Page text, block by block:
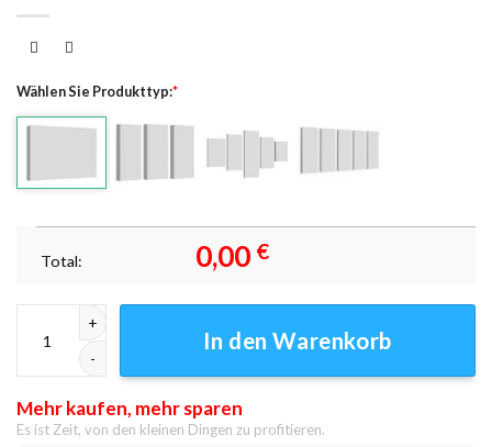
Wählen Sie Produkttyp:*
Total: 0,00 €
In den Warenkorb
Mehr kaufen, mehr sparen
Es ist Zeit, von den kleinen Dingen zu profitieren.